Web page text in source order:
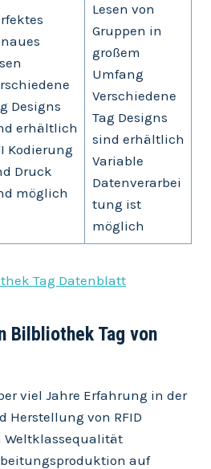
Designs
erhältlich
Kodierung
Druck
möglich
Lesen von
Gruppen in
großem
Umfang
Verschiedene
Tag Designs
sind erhältlich
Variable
Datenverarbei
tung ist
möglich
Tag Datenblatt
Bilbliothek Tag von
viel Jahre Erfahrung in der
Herstellung von RFID
Weltklassequalität
auf